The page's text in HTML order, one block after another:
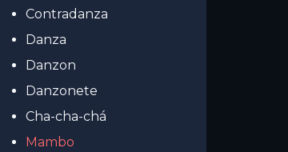
Contradanza
Danza
Danzon
Danzonete
Cha-cha-chá
Mambo